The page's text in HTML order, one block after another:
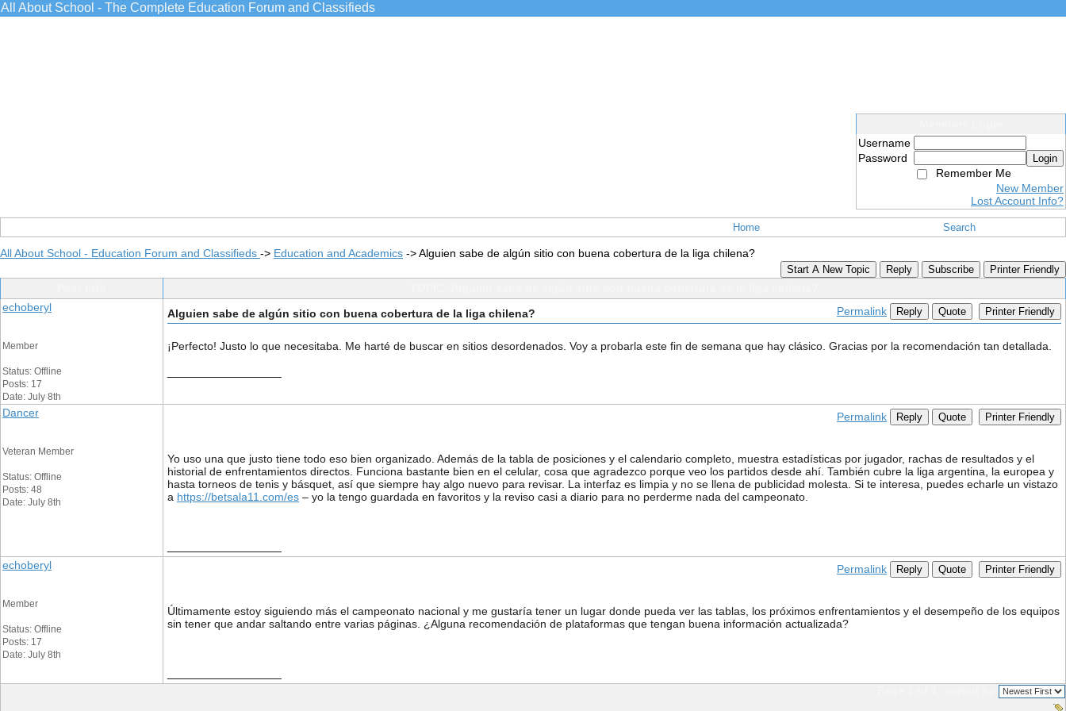
All About School - The Complete Education Forum and Classifieds
Username
Password
Login
Remember Me
New Member
Lost Account Info?
Home Search
All About School - Education Forum and Classifieds -> Education and Academics ->Alguien sabe de algún sitio con buena cobertura de la liga chilena?
Start A New Topic Reply Subscribe Printer Friendly
echoberyl
Member
Status: Offline
Posts: 17
Date: July 8th
Alguien sabe de algún sitio con buena cobertura de la liga chilena? Permalink Reply Quote Printer Friendly
¡Perfecto! Justo lo que necesitaba. Me harté de buscar en sitios desordenados. Voy a probarla este fin de semana que hay clásico. Gracias por la recomendación tan detallada.
Dancer
Veteran Member
Status: Offline
Posts: 48
Date: July 8th
Permalink Reply Quote Printer Friendly
Yo uso una que justo tiene todo eso bien organizado. Además de la tabla de posiciones y el calendario completo, muestra estadísticas por jugador, rachas de resultados y el
historial de enfrentamientos directos. Funciona bastante bien en el celular, cosa que agradezco porque veo los partidos desde ahí. También cubre la liga argentina, la europea y
hasta torneos de tenis y básquet, así que siempre hay algo nuevo para revisar. La interfaz es limpia y no se llena de publicidad molesta. Si te interesa, puedes echarle un vistazo
a https://betsala11.com/es – yo la tengo guardada en favoritos y la reviso casi a diario para no perderme nada del campeonato.
echoberyl
Member
Status: Offline
Posts: 17
Date: July 8th
Permalink Reply Quote Printer Friendly
Últimamente estoy siguiendo más el campeonato nacional y me gustaría tener un lugar donde pueda ver las tablas, los próximos enfrentamientos y el desempeño de los equipos
sin tener que andar saltando entre varias páginas. ¿Alguna recomendación de plataformas que tengan buena información actualizada?